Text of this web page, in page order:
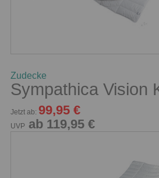
Zudecke
Sympathica Vision
Jetzt ab: 99,95 €
UVP ab 119,95 €